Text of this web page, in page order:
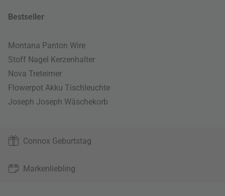
Bestseller
Montana Panton Wire
Stoff Nagel Kerzenhalter
Nova Treteimer
Flowerpot Akku Tischleuchte
Joseph Joseph Wäschekorb
Connox Geburtstag
Markenliebling